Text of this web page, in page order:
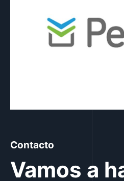
Contacto
Vamos a